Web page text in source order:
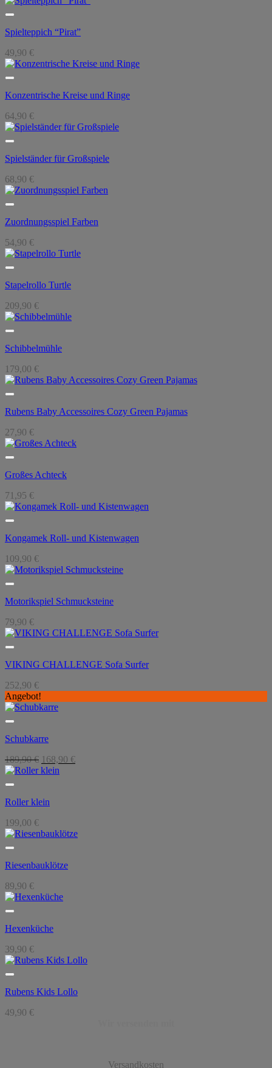
Spielteppich “Pirat”
49,90 €
Konzentrische Kreise und Ringe
64,90 €
Spielständer für Großspiele
68,90 €
Zuordnungsspiel Farben
54,90 €
Stapelrollo Turtle
209,90 €
Schibbelmühle
179,00 €
Rubens Baby Accessoires Cozy Green Pajamas
27,90 €
Großes Achteck
71,95 €
Kongamek Roll- und Kistenwagen
109,90 €
Motorikspiel Schmucksteine
79,90 €
VIKING CHALLENGE Sofa Surfer
252,90 €
Angebot!
Schubkarre
189,90€ Ursprünglicher
Preis
168,90 €Aktueller
Roller klein
199,00 €
Riesenbauklötze
89,90 €
Hexenküche
39,90 €
Rubens Kids Lollo
49,90 €
Versandkosten